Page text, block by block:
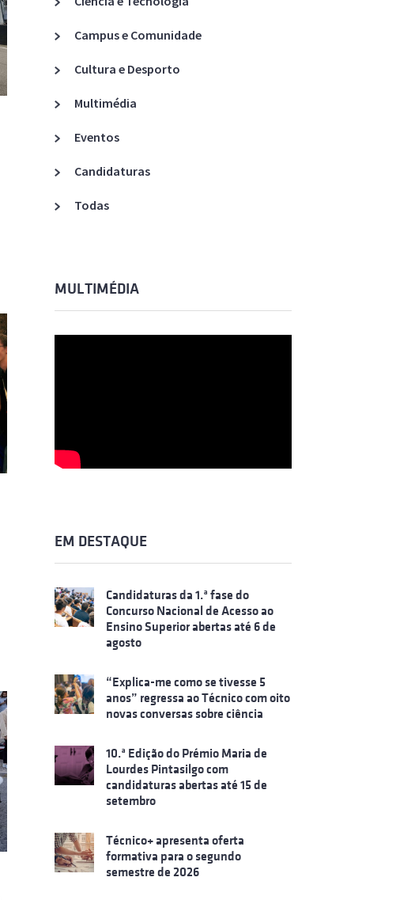
Acreditações A3ES
Campus e Comunidade
Cultura e Desporto
Multimédia
Eventos
Candidaturas
Todas
MULTIMÉDIA
EM DESTAQUE
Candidaturas da 1.ª fase do
Concurso Nacional de Acesso ao
Ensino Superior abertas até 6 de
agosto
“Explica-me como se tivesse 5
anos” regressa ao Técnico com oito
novas conversas sobre ciência
10.ª Edição do Prémio Maria de
Lourdes Pintasilgo com
candidaturas abertas até 15 de
setembro
Técnico+ apresenta oferta
formativa para o segundo
semestre de 2026